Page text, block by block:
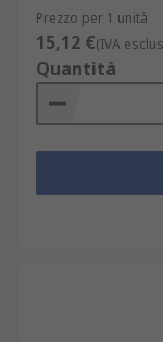
responsabilità
I nostri
pantaloni
ideale per ogni
la gamma
offrirvi comfort,
Prezzo per 1 unità
15,12 €(IVA
Quantità